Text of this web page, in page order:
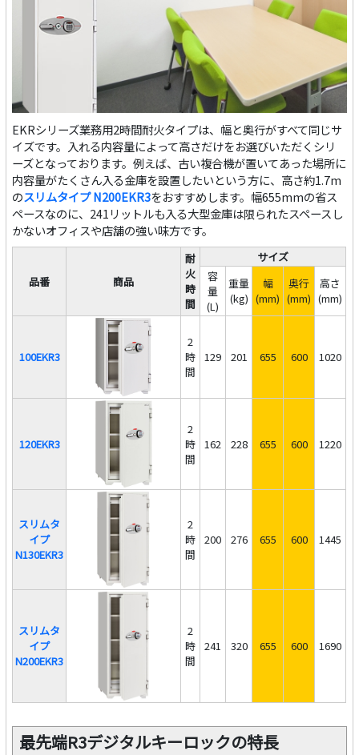
EKRシリーズ業務用2時間耐火タイプは、幅と奥行がすべて同じサ
イズです。入れる内容量によって高さだけをお選びいただくシリ
ーズとなっております。例えば、古い複合機が置いてあった場所に
内容量がたくさん入る金庫を設置したいという方に、高さ約1.7m
のスリムタイプ N200EKR3をおすすめします。幅655mmの省ス
ペースなのに、241リットルも入る大型金庫は限られたスペースし
かないオフィスや店舗の強い味方です。
品番 商品
耐
火
時
間
サイズ
容
量
(L)
重量
(kg)
幅
(mm)
奥行
(mm)
高さ
(mm)
100EKR3
2
時
間
129 201 655 600 1020
120EKR3
2
時
間
162 228 655 600 1220
スリムタ
イプ
N130EKR3
2
時
間
200 276 655 600 1445
スリムタ
イプ
N200EKR3
2
時
間
241 320 655 600 1690
最先端R3デジタルキーロックの特長